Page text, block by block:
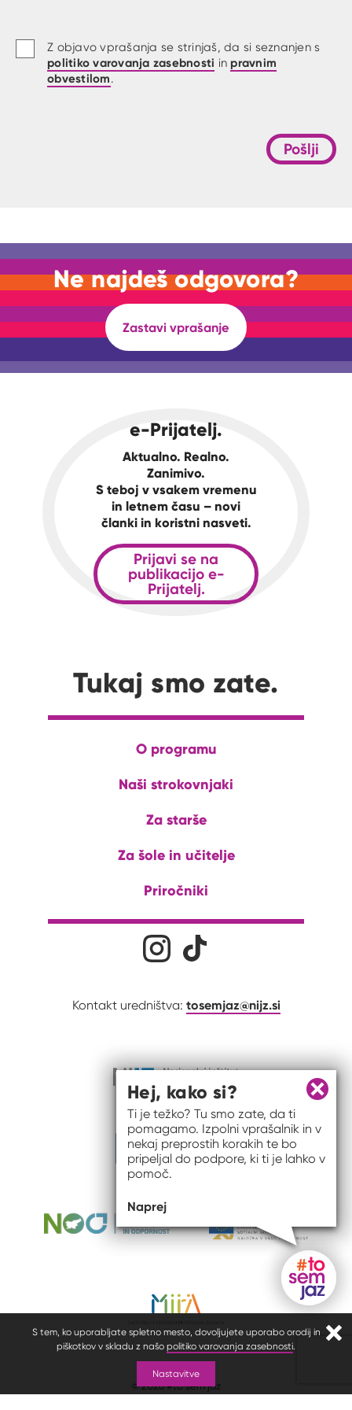
S tem, ko uporabljate spletno mesto, dovoljujete uporabo orodij in
piškotkov v skladu z našo politiko varovanja zasebnosti.
Nastavitve
Z objavo vprašanja se strinjaš, da si seznanjen s
politiko varovanja zasebnosti in pravnim
obvestilom.
Pošlji
Ne najdeš odgovora?
Zastavi vprašanje
e-Prijatelj.
Aktualno. Realno.
Zanimivo.
S teboj v vsakem vremenu
in letnem času – novi
članki in koristni nasveti.
Prijavi se na
publikacijo e-
Prijatelj.
Tukaj smo zate.
O programu
Naši strokovnjaki
Za starše
Za šole in učitelje
Priročniki
Družabna omrežja
Kontakt uredništva: tosemjaz@nijz.si
© 2026 #to sem jaz
Gumb
Zapri
Hej, kako si?
Ti je težko? Tu smo zate, da ti
pomagamo. Izpolni vprašalnik in v
nekaj preprostih korakih te bo
pripeljal do podpore, ki ti je lahko v
pomoč.
Naprej